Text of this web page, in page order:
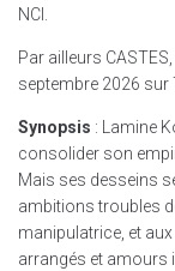
NCI.
Par ailleurs
septembre 2026 sur
Synopsis : Lamine
consolider son
Mais ses desseins
ambitions troubles
manipulatrice, et
arrangés et amours